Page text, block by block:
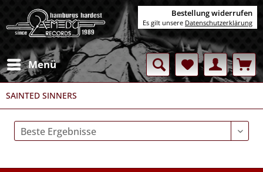
Menü
SAINTED SINNERS
Bestellung widerrufen
Es gilt unsere Datenschutzerklärung